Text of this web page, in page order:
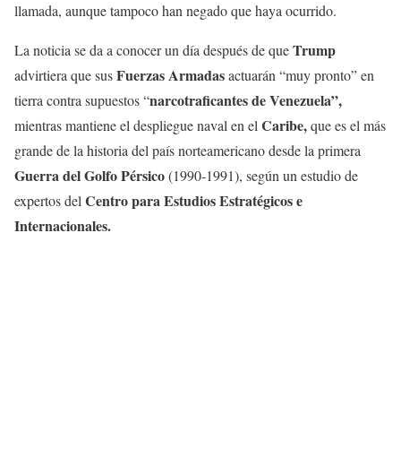
llamada, aunque tampoco han negado que haya ocurrido.
La noticia se da a conocer un día después de queTrump
advirtiera que susFuerzas Armadasactuarán “muy pronto” en
tierra contra supuestos “narcotraficantes de Venezuela”,
mientras mantiene el despliegue naval en el Caribe,que es el más
grande de la historia del país norteamericano desde la primera
Guerra del Golfo Pérsico(1990-1991), según un estudio de
expertos del Centro para Estudios Estratégicos e
Internacionales.